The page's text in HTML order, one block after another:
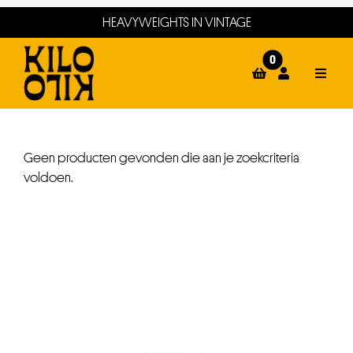
Ga
inhoud
HEAVYWEIGHTS IN VINTAGE
0
Toggle
webshop
Geen producten gevonden die aan je zoekcriteria
voldoen.